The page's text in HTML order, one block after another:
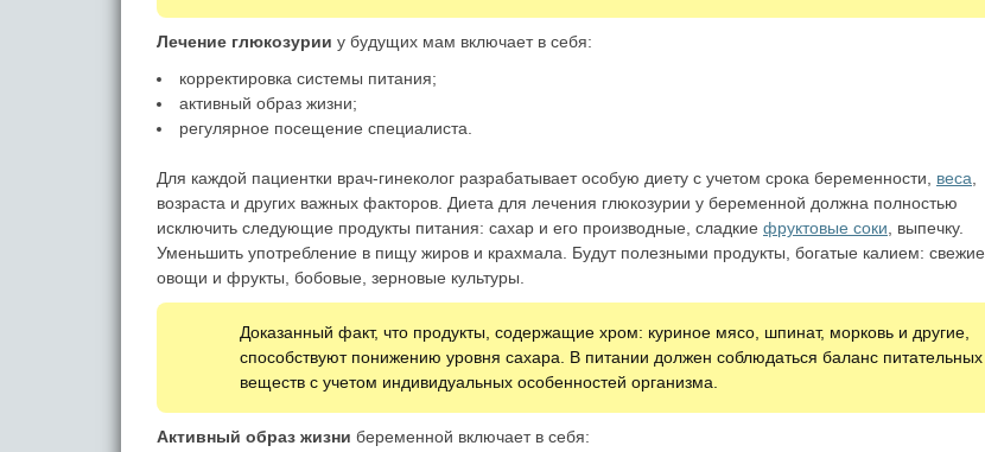
Лечение глюкозурии у будущих мам включает в себя:
корректировка системы питания;
активный образ жизни;
регулярное посещение специалиста.
Для каждой пациентки врач-гинеколог разрабатывает особую диету с учетом срока беременности, веса
возраста и других важных факторов. Диета для лечения глюкозурии у беременной должна полностью
исключить следующие продукты питания: сахар и его производные, сладкие фруктовые соки , выпечку.
Уменьшить употребление в пищу жиров и крахмала. Будут полезными продукты, богатые калием: свежие
овощи и фрукты, бобовые, зерновые культуры.
Доказанный факт, что продукты, содержащие хром: куриное мясо, шпинат, морковь и другие,
способствуют понижению уровня сахара. В питании должен соблюдаться баланс питательных
веществ с учетом индивидуальных особенностей организма.
Активный образ жизни беременной включает в себя: